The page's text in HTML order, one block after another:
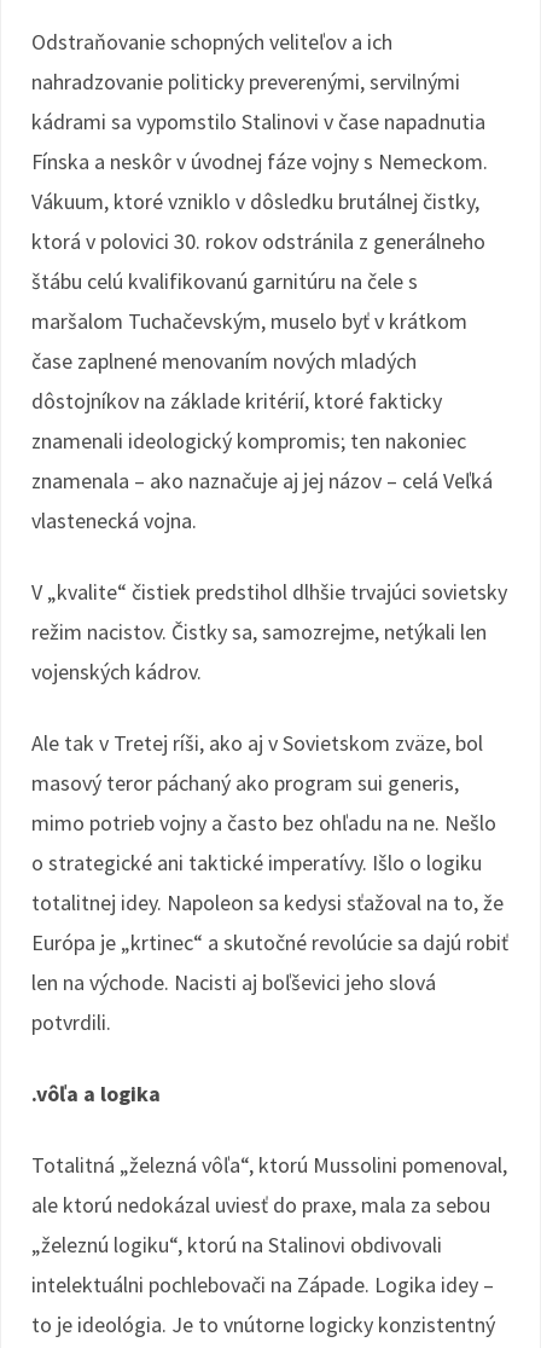
Odstraňovanie schopných veliteľov a ich
nahradzovanie politicky preverenými, servilnými
kádrami sa vypomstilo Stalinovi v čase napadnutia
Fínska a neskôr v úvodnej fáze vojny s Nemeckom.
Vákuum, ktoré vzniklo v dôsledku brutálnej čistky,
ktorá v polovici 30. rokov odstránila z generálneho
štábu celú kvalifikovanú garnitúru na čele s
maršalom Tuchačevským, muselo byť v krátkom
čase zaplnené menovaním nových mladých
dôstojníkov na základe kritérií, ktoré fakticky
znamenali ideologický kompromis; ten nakoniec
znamenala – ako naznačuje aj jej názov – celá Veľká
vlastenecká vojna.
V „kvalite“ čistiek predstihol dlhšie trvajúci sovietsky
režim nacistov. Čistky sa, samozrejme, netýkali len
vojenských kádrov.
Ale tak v Tretej ríši, ako aj v Sovietskom zväze, bol
masový teror páchaný ako program sui generis,
mimo potrieb vojny a často bez ohľadu na ne. Nešlo
o strategické ani taktické imperatívy. Išlo o logiku
totalitnej idey. Napoleon sa kedysi sťažoval na to, že
Európa je „krtinec“ a skutočné revolúcie sa dajú robiť
len na východe. Nacisti aj boľševici jeho slová
potvrdili.
.vôľa a logika
Totalitná „železná vôľa“, ktorú Mussolini pomenoval,
ale ktorú nedokázal uviesť do praxe, mala za sebou
„železnú logiku“, ktorú na Stalinovi obdivovali
intelektuálni pochlebovači na Západe. Logika idey –
to je ideológia. Je to vnútorne logicky konzistentný